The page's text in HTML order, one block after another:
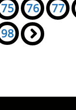
75 76 77
98 »